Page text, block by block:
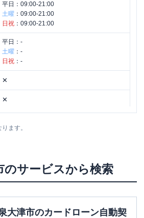
平日： 09:00-21:00
土曜 ： 09:00-21:00
日祝 ： 09:00-21:00
平日： -
土曜 ： -
日祝 ： -
✕
✕
ます。
のサービスから検索
大津市のカードローン自動契